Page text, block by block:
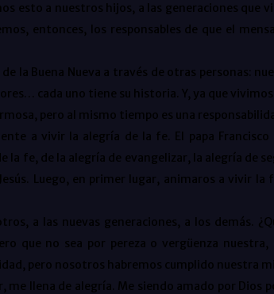
esto a nuestros hijos, a las generaciones que
entonces, los responsables de que el
la Buena Nueva a través de otras personas:
cada uno tiene su historia. Y, ya que
pero al mismo tiempo es una
a vivir la alegría de la fe. El papa Francisco
la fe, de la alegría de evangelizar, la alegría de
Luego, en primer lugar, animaros a vivir la
a las nuevas generaciones, a los demás.
que no sea por pereza o vergüenza nuestra,
pero nosotros habremos cumplido nuestra
llena de alegría. Me siendo amado por Dios